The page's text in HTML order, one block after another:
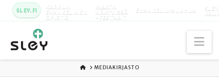
SLEY.FI KARKUN
EVANKELINEN
OPISTO
MAATA
NÄKYVISSÄ
-FESTARIT
EVANKELIUMIJUHLA
ETUSIVU
MEDIAKIRJASTO